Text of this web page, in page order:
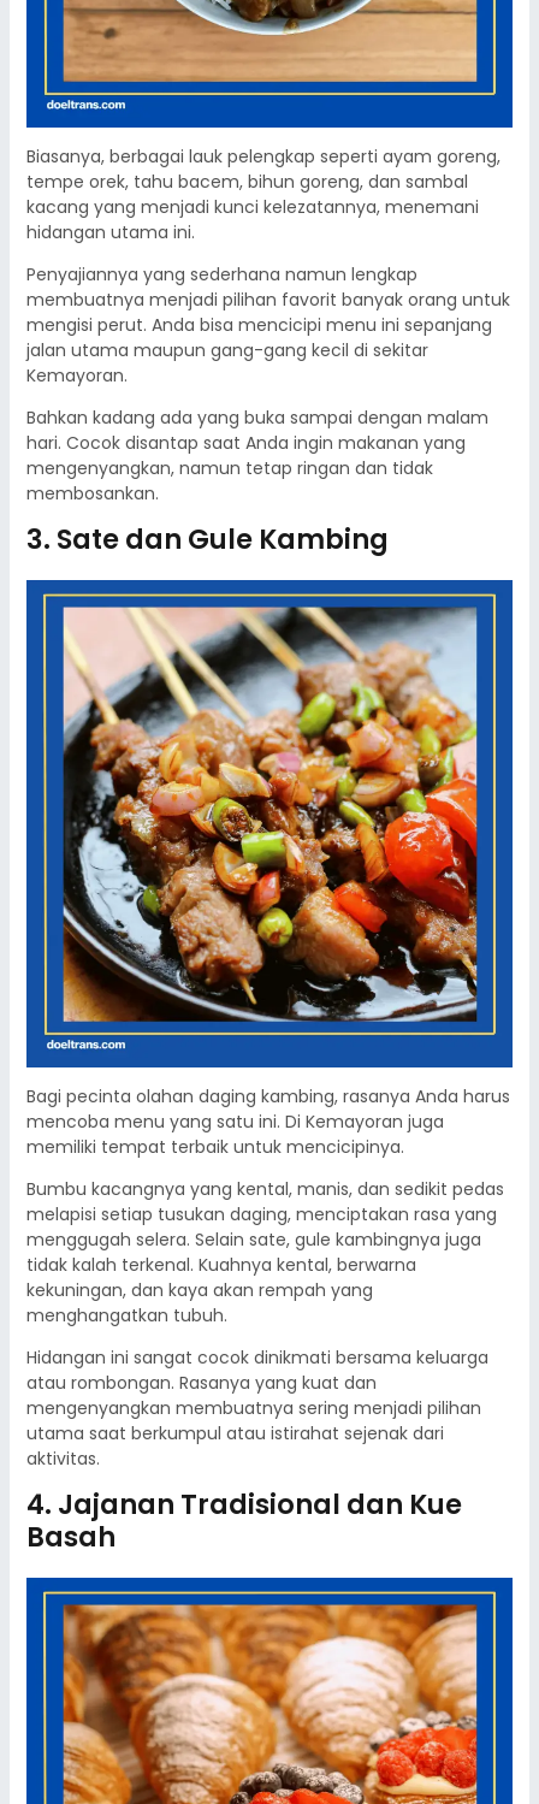
Biasanya, berbagai lauk pelengkap seperti ayam goreng,
tempe orek, tahu bacem, bihun goreng, dan sambal
kacang yang menjadi kunci kelezatannya, menemani
hidangan utama ini.
Penyajiannya yang sederhana namun lengkap
membuatnya menjadi pilihan favorit banyak orang untuk
mengisi perut. Anda bisa mencicipi menu ini sepanjang
jalan utama maupun gang-gang kecil di sekitar
Kemayoran.
Bahkan kadang ada yang buka sampai dengan malam
hari. Cocok disantap saat Anda ingin makanan yang
mengenyangkan, namun tetap ringan dan tidak
membosankan.
3. Sate dan Gule Kambing
Bagi pecinta olahan daging kambing, rasanya Anda harus
mencoba menu yang satu ini. Di Kemayoran juga
memiliki tempat terbaik untuk mencicipinya.
Bumbu kacangnya yang kental, manis, dan sedikit pedas
melapisi setiap tusukan daging, menciptakan rasa yang
menggugah selera. Selain sate, gule kambingnya juga
tidak kalah terkenal. Kuahnya kental, berwarna
kekuningan, dan kaya akan rempah yang
menghangatkan tubuh.
Hidangan ini sangat cocok dinikmati bersama keluarga
atau rombongan. Rasanya yang kuat dan
mengenyangkan membuatnya sering menjadi pilihan
utama saat berkumpul atau istirahat sejenak dari
aktivitas.
4. Jajanan Tradisional dan Kue
Basah